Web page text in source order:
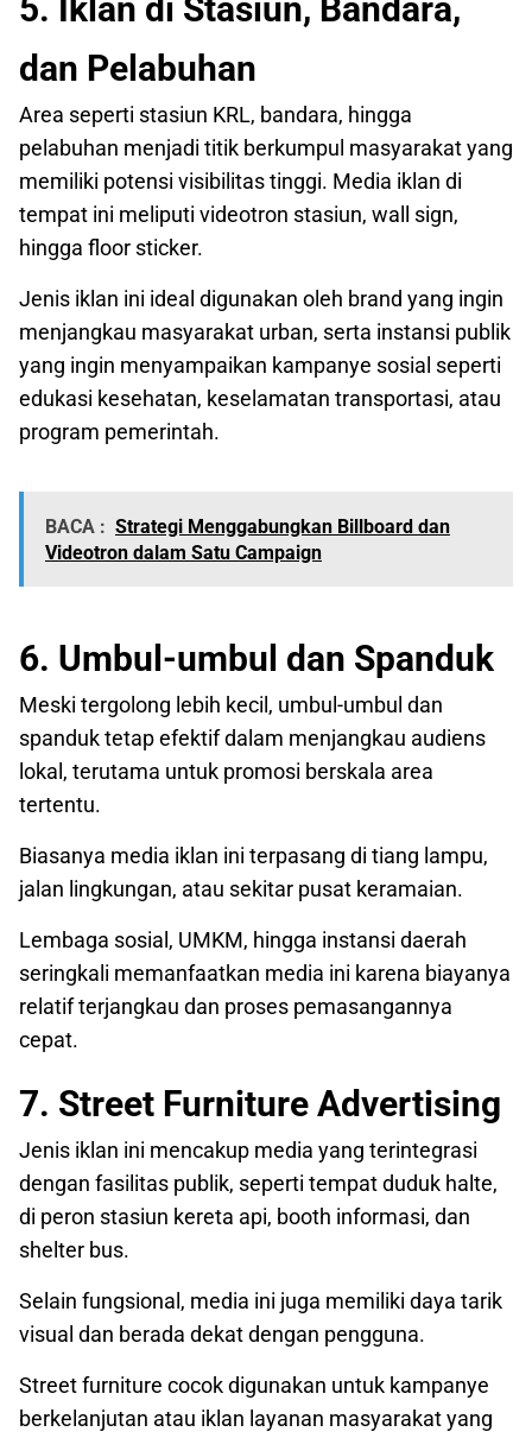
5. Iklan di Stasiun, Bandara,
dan Pelabuhan
Area seperti stasiun KRL, bandara, hingga
pelabuhan menjadi titik berkumpul masyarakat yang
memiliki potensi visibilitas tinggi. Media iklan di
tempat ini meliputi videotron stasiun, wall sign,
hingga floor sticker.
Jenis iklan ini ideal digunakan oleh brand yang ingin
menjangkau masyarakat urban, serta instansi publik
yang ingin menyampaikan kampanye sosial seperti
edukasi kesehatan, keselamatan transportasi, atau
program pemerintah.
BACA : Strategi Menggabungkan Billboard dan
Videotron dalam Satu Campaign
6. Umbul-umbul dan Spanduk
Meski tergolong lebih kecil, umbul-umbul dan
spanduk tetap efektif dalam menjangkau audiens
lokal, terutama untuk promosi berskala area
tertentu.
Biasanya media iklan ini terpasang di tiang lampu,
jalan lingkungan, atau sekitar pusat keramaian.
Lembaga sosial, UMKM, hingga instansi daerah
seringkali memanfaatkan media ini karena biayanya
relatif terjangkau dan proses pemasangannya
cepat.
7. Street Furniture Advertising
Jenis iklan ini mencakup media yang terintegrasi
dengan fasilitas publik, seperti tempat duduk halte,
di peron stasiun kereta api, booth informasi, dan
shelter bus.
Selain fungsional, media ini juga memiliki daya tarik
visual dan berada dekat dengan pengguna.
Street furniture cocok digunakan untuk kampanye
berkelanjutan atau iklan layanan masyarakat yang